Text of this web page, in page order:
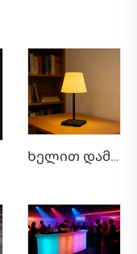
Ხელით დამუშავებადი ორმაგი ფერის უწყვეტი შემუშავების მქონე მაგიდის ლამპა